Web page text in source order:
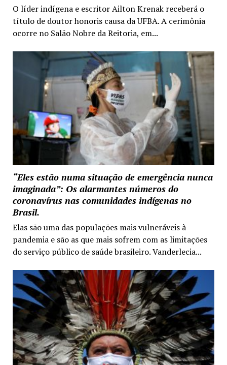
O líder indígena e escritor Ailton Krenak receberá o
título de doutor honoris causa da UFBA. A cerimônia
ocorre no Salão Nobre da Reitoria, em...
“Eles estão numa situação de emergência nunca
imaginada”: Os alarmantes números do
coronavírus nas comunidades indígenas no
Brasil.
Elas são uma das populações mais vulneráveis à
pandemia e são as que mais sofrem com as limitações
do serviço público de saúde brasileiro. Vanderlecia...